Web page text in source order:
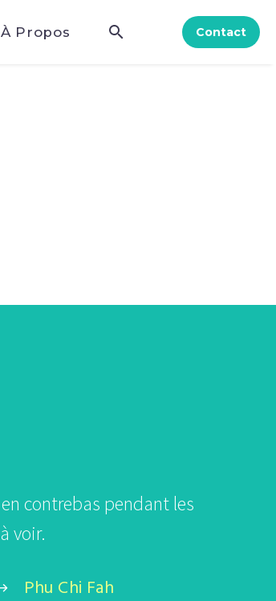
À Propos Contact
contrebas pendant les
voir.
Phu Chi Fah